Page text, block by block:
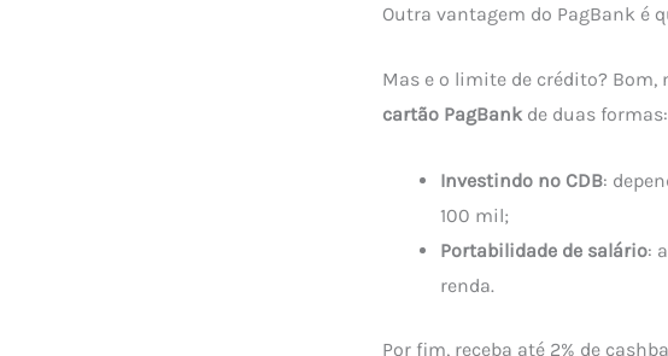
Outra vantagem do PagBank é
Mas e o limite de crédito?
cartão PagBank de duas formas:
Investindo no CDB:
100 mil;
Portabilidade de salário:
renda.
Por fim, receba até 2% de